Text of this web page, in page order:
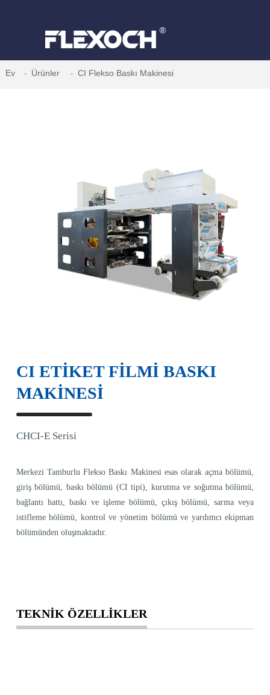
Ev Ürünler CI Flekso Baskı Makinesi
CI ETİKET FİLMİ BASKI
MAKİNESİ
CHCI-E Serisi
Merkezi Tamburlu Flekso Baskı Makinesi esas olarak açma bölümü,
giriş bölümü, baskı bölümü (CI tipi), kurutma ve soğutma bölümü,
bağlantı hattı, baskı ve işleme bölümü, çıkış bölümü, sarma veya
istifleme bölümü, kontrol ve yönetim bölümü ve yardımcı ekipman
bölümünden oluşmaktadır.
TEKNİK ÖZELLİKLER